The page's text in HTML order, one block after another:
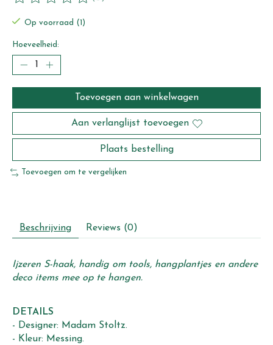
Op voorraad (1)
Hoeveelheid:
Toevoegen aan winkelwagen
Aan verlanglijst toevoegen
Plaats bestelling
Toevoegen om te vergelijken
Beschrijving Reviews (0)
Ijzeren S-haak, handig om tools, hangplantjes en andere
deco items mee op te hangen.
DETAILS
- Designer: Madam Stoltz.
- Kleur: Messing.